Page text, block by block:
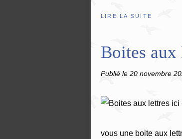
LIRE LA SUITE
Boites
Publié le 20 novembre
vous une boite aux